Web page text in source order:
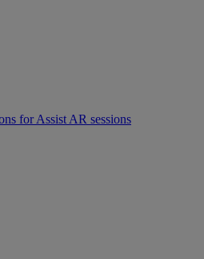
for Assist AR sessions